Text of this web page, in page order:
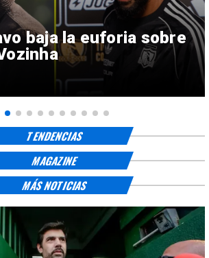
baja la euforia sobre
TENDENCIAS
MAGAZINE
MÁS NOTICIAS